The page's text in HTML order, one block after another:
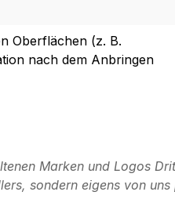
Oberflächen (z. B.
nach dem Anbringen
Marken und Logos
sondern eigens von